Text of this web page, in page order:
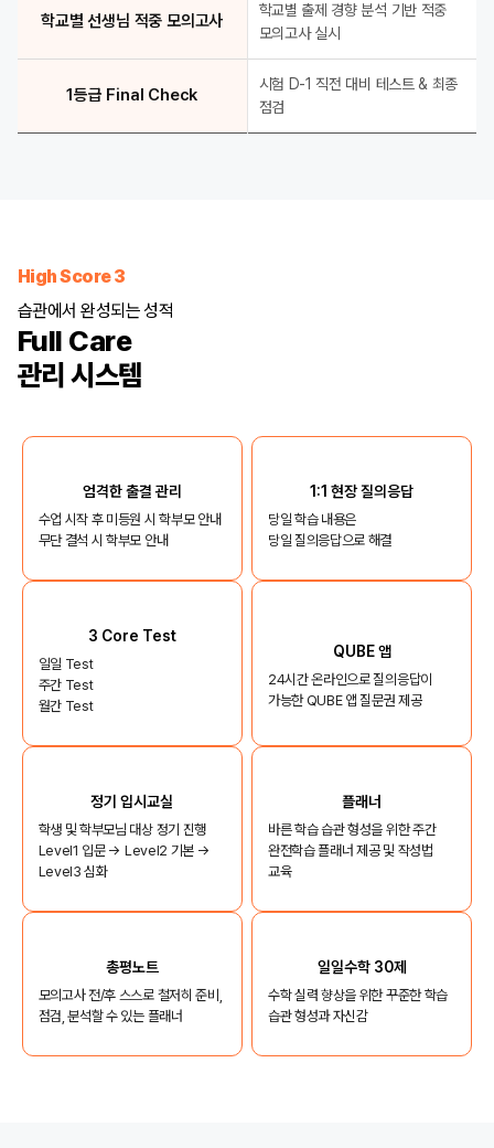
학교별 선생님 적중 모의고사
학교별 출제 경향 분석 기반 적중
모의고사 실시
1등급 Final Check
시험 D-1 직전 대비 테스트 & 최종
점검
High Score 3
습관에서 완성되는 성적
Full Care
관리 시스템
엄격한 출결 관리
수업 시작 후 미등원 시 학부모 안내
무단 결석 시 학부모 안내
1:1 현장 질의응답
당일 학습 내용은
당일 질의응답으로 해결
3 Core Test
일일 Test
주간 Test
월간 Test
QUBE 앱
24시간 온라인으로 질의응답이
가능한 QUBE 앱 질문권 제공
정기 입시교실
학생 및 학부모님 대상 정기 진행
Level1 입문 → Level2 기본 →
Level3 심화
플래너
바른 학습 습관 형성을 위한 주간
완전학습 플래너 제공 및 작성법
교육
총평노트
모의고사 전/후 스스로 철저히 준비,
점검, 분석할 수 있는 플래너
일일수학 30제
수학 실력 향상을 위한 꾸준한 학습
습관 형성과 자신감